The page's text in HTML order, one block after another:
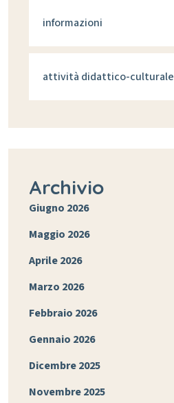
informazioni
attività didattico-culturale
Archivio
Giugno 2026
Maggio 2026
Aprile 2026
Marzo 2026
Febbraio 2026
Gennaio 2026
Dicembre 2025
Novembre 2025